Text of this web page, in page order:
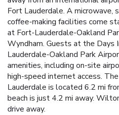
Fort Lauderdale. A microwave,
coffee-making facilities come
at Fort-Lauderdale-Oakland
Wyndham. Guests at the Days
Lauderdale-Oakland Park
amenities, including on-site
high-speed internet access.
Lauderdale is located 6.2 mi
beach is just 4.2 mi away.
drive away.